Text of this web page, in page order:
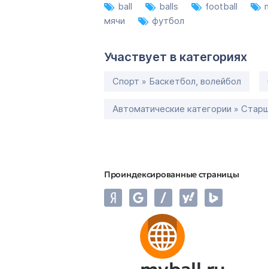
ball balls football
мячи
футбол
Участвует в категориях
Спорт » Баскетбол, волейбол
Автоматические категории »
Проиндексированные страницы